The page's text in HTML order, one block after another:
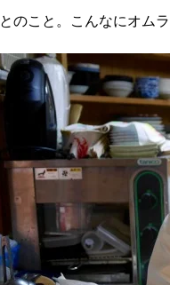
とのこと。こんなにオム